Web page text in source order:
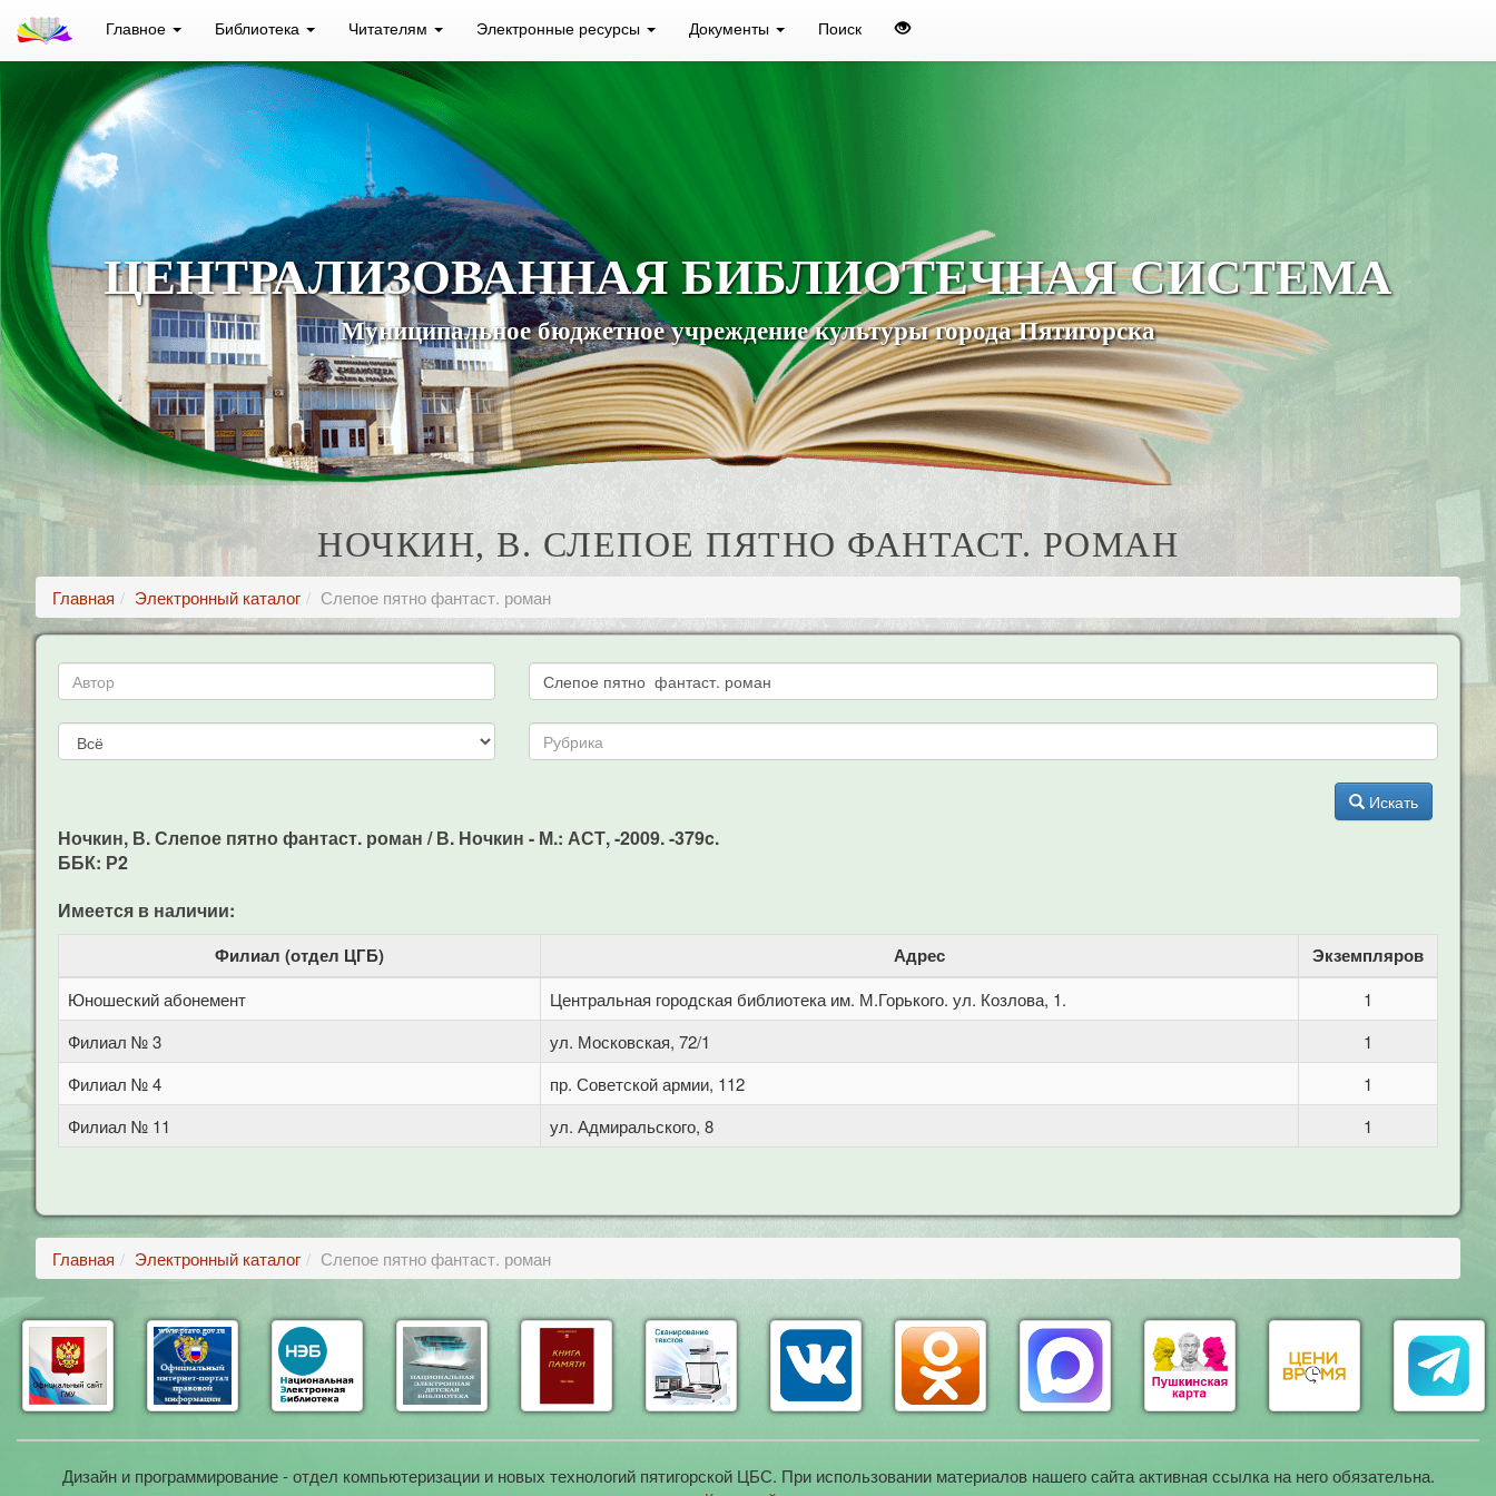
Главное Библиотека Читателям Электронные ресурсы Документы Поиск
ЦЕНТРАЛИЗОВАННАЯ БИБЛИОТЕЧНАЯ СИСТЕМА
Муниципальное бюджетное учреждение культуры города Пятигорска
НОЧКИН, В. СЛЕПОЕ ПЯТНО ФАНТАСТ. РОМАН
Главная Электронный каталог Слепое пятно фантаст. роман
Искать
Ночкин, В. Слепое пятно фантаст. роман / В. Ночкин - М.: АСТ, -2009. -379c.
ББК: Р2
Имеется в наличии:
Филиал (отдел ЦГБ) Адрес Экземпляров
Юношеский абонемент Центральная городская библиотека им. М.Горького. ул. Козлова, 1.
1
Филиал № 3
ул. Московская, 72/1
1
Филиал № 4
пр. Советской армии, 112
1
Филиал № 11
ул. Адмиральского, 8 1
Главная Электронный каталог Слепое пятно фантаст. роман
Дизайн и программирование - отдел компьютеризации и новых технологий пятигорской ЦБС. При использовании материалов нашего сайта активная ссылка на него обязательна.